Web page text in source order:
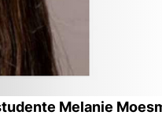
Melanie